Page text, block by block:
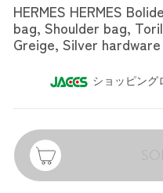
HERMES HERMES
bag, Shoulder bag,
Greige, Silver hardware
ショッピング